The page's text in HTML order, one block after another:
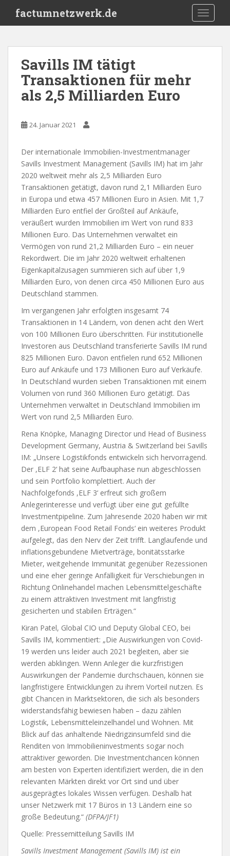
i
factumnetzwerk.de
Savills IM tätigt
Transaktionen für mehr
als 2,5 Milliarden Euro
24. Januar 2021
Der internationale Immobilien-Investmentmanager
Savills Investment Management (Savills IM) hat im Jahr
2020 weltweit mehr als 2,5 Milliarden Euro
Transaktionen getätigt, davon rund 2,1 Milliarden Euro
in Europa und etwa 457 Millionen Euro in Asien. Mit 1,7
Milliarden Euro entfiel der Großteil auf Ankäufe,
veräußert wurden Immobilien im Wert von rund 833
Millionen Euro. Das Unternehmen verwaltet ein
Vermögen von rund 21,2 Milliarden Euro – ein neuer
Rekordwert. Die im Jahr 2020 weltweit erhaltenen
Eigenkapitalzusagen summieren sich auf über 1,9
Milliarden Euro, von denen circa 450 Millionen Euro aus
Deutschland stammen.
Im vergangenen Jahr erfolgten insgesamt 74
Transaktionen in 14 Ländern, von denen acht den Wert
von 100 Millionen Euro überschritten. Für institutionelle
Investoren aus Deutschland transferierte Savills IM rund
825 Millionen Euro. Davon entfielen rund 652 Millionen
Euro auf Ankäufe und 173 Millionen Euro auf Verkäufe.
In Deutschland wurden sieben Transaktionen mit einem
Volumen von rund 360 Millionen Euro getätigt. Das
Unternehmen verwaltet in Deutschland Immobilien im
Wert von rund 2,5 Milliarden Euro.
Rena Knöpke, Managing Director und Head of Business
Development Germany, Austria & Switzerland bei Savills
IM: „Unsere Logistikfonds entwickeln sich hervorragend.
Der ,ELF 2‘ hat seine Aufbauphase nun abgeschlossen
und sein Portfolio komplettiert. Auch der
Nachfolgefonds ,ELF 3‘ erfreut sich großem
Anlegerinteresse und verfügt über eine gut gefüllte
Investmentpipeline. Zum Jahresende 2020 haben wir mit
dem ,European Food Retail Fonds‘ ein weiteres Produkt
aufgelegt, das den Nerv der Zeit trifft. Langlaufende und
inflationsgebundene Mietverträge, bonitätsstarke
Mieter, weitgehende Immunität gegenüber Rezessionen
und eine eher geringe Anfälligkeit für Verschiebungen in
Richtung Onlinehandel machen Lebensmittelgeschäfte
zu einem attraktiven Investment mit langfristig
gesicherten und stabilen Erträgen.“
Kiran Patel, Global CIO und Deputy Global CEO, bei
Savills IM, kommentiert: „Die Auswirkungen von Covid-
19 werden uns leider auch 2021 begleiten, aber sie
werden abklingen. Wenn Anleger die kurzfristigen
Auswirkungen der Pandemie durchschauen, können sie
langfristigere Entwicklungen zu ihrem Vorteil nutzen. Es
gibt Chancen in Marktsektoren, die sich als besonders
widerstandsfähig bewiesen haben – dazu zählen
Logistik, Lebensmitteleinzelhandel und Wohnen. Mit
Blick auf das anhaltende Niedrigzinsumfeld sind die
Renditen von Immobilieninvestments sogar noch
attraktiver geworden. Die Investmentchancen können
am besten von Experten identifiziert werden, die in den
relevanten Märkten direkt vor Ort sind und über
ausgeprägtes lokales Wissen verfügen. Deshalb hat
unser Netzwerk mit 17 Büros in 13 Ländern eine so
große Bedeutung.“ (DFPA/JF1)
Quelle: Pressemitteilung Savills IM
Savills Investment Management (Savills IM) ist ein